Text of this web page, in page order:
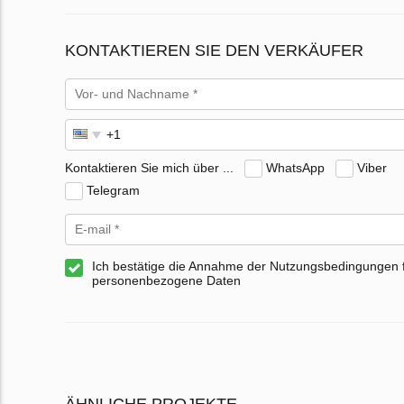
KONTAKTIEREN SIE DEN VERKÄUFER
Kontaktieren Sie mich über ... WhatsApp
Viber
Telegram
Ich bestätige die Annahme der Nutzungsbedingungen
personenbezogene Daten